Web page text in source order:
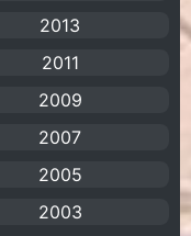
2013
2011
2009
2007
2005
2003